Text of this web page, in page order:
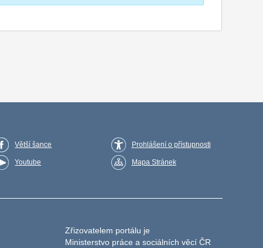
Větší šance
Youtube
Prohlášení o přístupnosti
Mapa Stránek
Zřizovatelem portálu je
Ministerstvo práce a sociálních věcí ČR